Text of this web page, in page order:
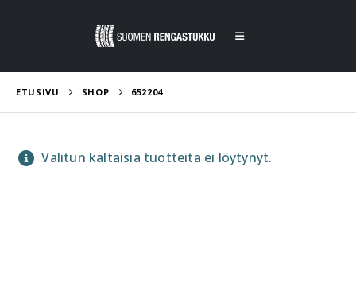
ETUSIVU SHOP 652204
Valitun kaltaisia tuotteita ei löytynyt.